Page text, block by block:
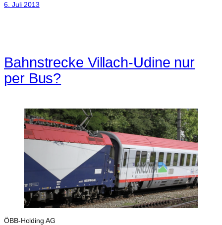
6. Juli 2013
Bahnstrecke Villach-Udine nur
per Bus?
ÖBB-Holding AG